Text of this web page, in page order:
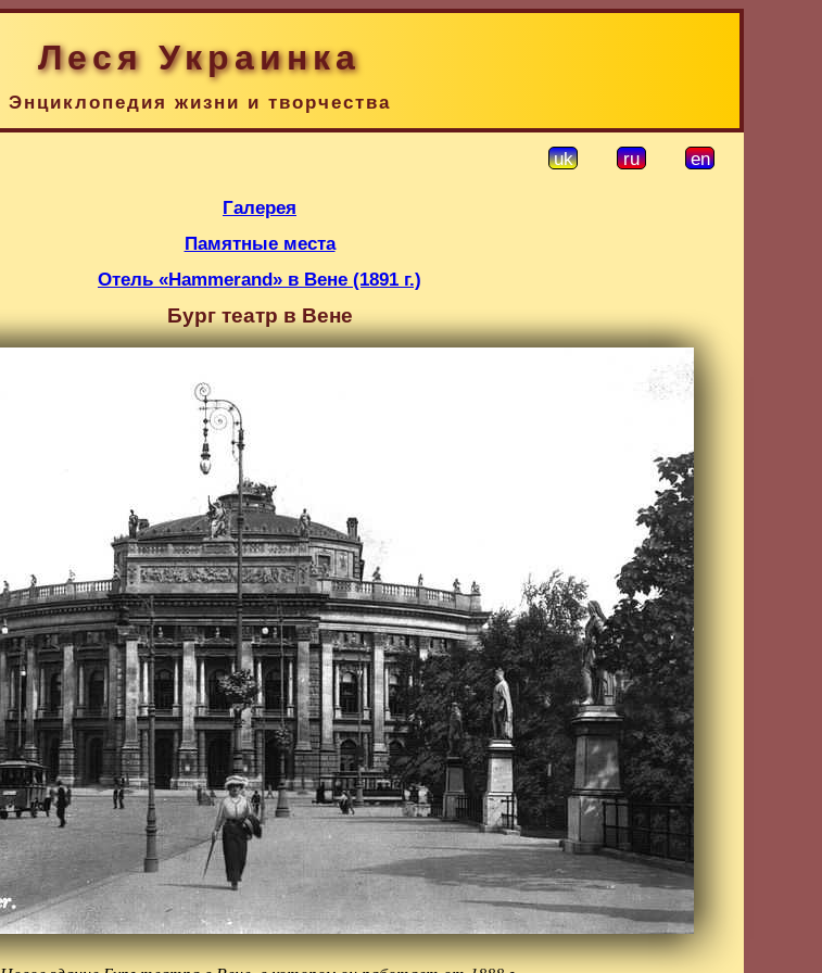
Леся Украинка
Энциклопедия жизни и творчества
uk ru en
Галерея
Памятные места
Отель «Hammerand» в Вене (1891 г.)
Бург театр в Вене